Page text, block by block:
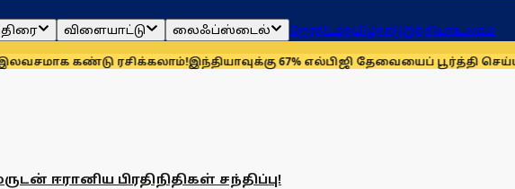
விளையாட்டு லைஃப்ஸ்டைல் ஜோதிடம்தமிழ்நாடுஇந்தியாஉலகம்
கண்டு ரசிக்கலாம்!இந்தியாவுக்கு 67% எல்பிஜி தேவையைப் பூர்த்தி செய்யும்
ஈரானிய பிரதிநிதிகள் சந்திப்பு!